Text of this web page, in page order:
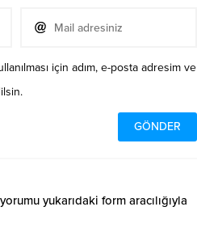
için adım, e-posta adresim ve
yukarıdaki form aracılığıyla